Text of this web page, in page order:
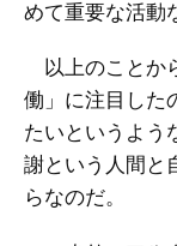
めて重要な活動
以上のことか
働」に注目した
たいというよう
謝という人間と
らなのだ。